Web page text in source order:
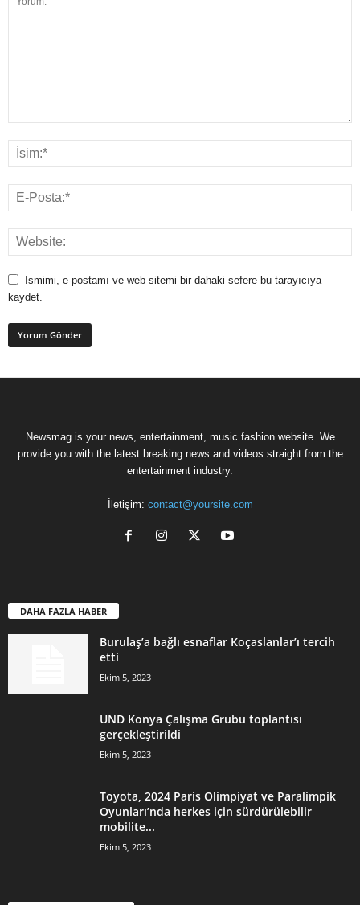
Ismimi, e-postamı ve web sitemi bir dahaki sefere bu tarayıcıya
kaydet.
Newsmag is your news, entertainment, music fashion website. We
provide you with the latest breaking news and videos straight from the
entertainment industry.
İletişim: contact@yoursite.com
DAHA FAZLA HABER
Burulaş’a bağlı esnaflar Koçaslanlar’ı tercih
etti
Ekim 5, 2023
UND Konya Çalışma Grubu toplantısı
gerçekleştirildi
Ekim 5, 2023
Toyota, 2024 Paris Olimpiyat ve Paralimpik
Oyunları’nda herkes için sürdürülebilir
mobilite...
Ekim 5, 2023